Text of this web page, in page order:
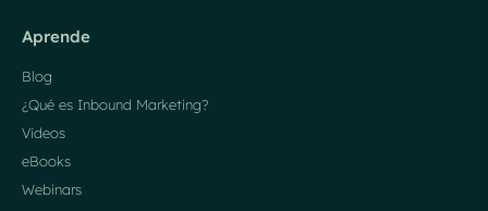
Aprende
Blog
¿Qué es Inbound Marketing?
Videos
eBooks
Webinars